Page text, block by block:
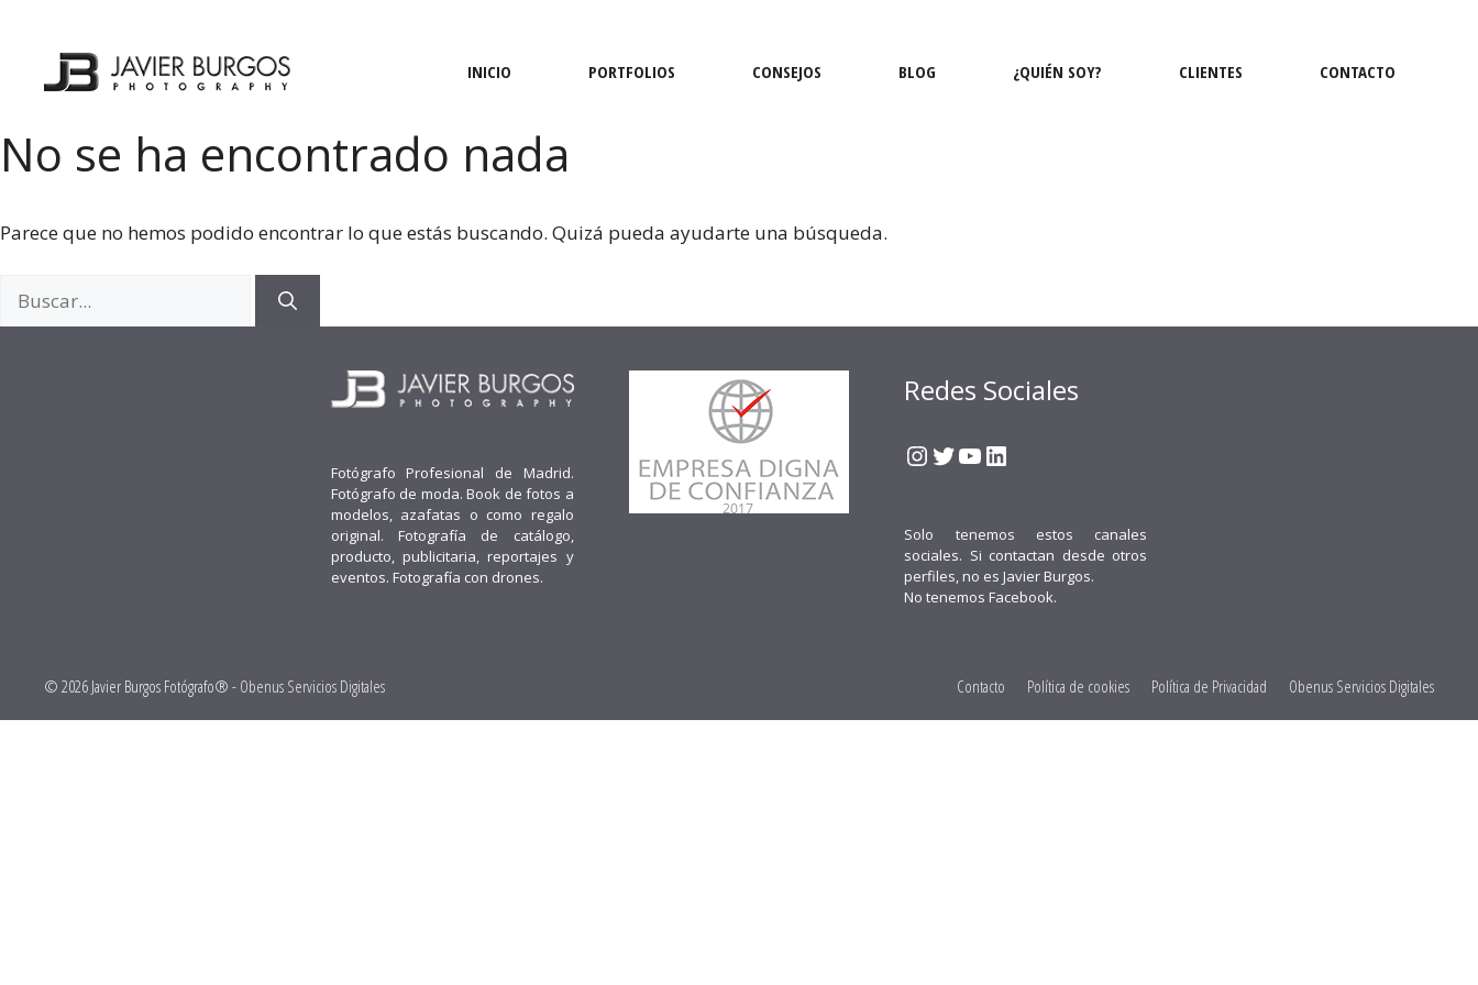
contenido
INICIO PORTFOLIOS CONSEJOS BLOG ¿QUIÉN SOY? CLIENTES CONTACTO
No se ha encontrado nada
Parece que no hemos podido encontrar lo que estás buscando. Quizá pueda ayudarte una búsqueda.
Fotógrafo Profesional de Madrid.
Fotógrafo de moda. Book de fotos a
modelos, azafatas o como regalo
original. Fotografía de catálogo,
producto, publicitaria, reportajes y
eventos. Fotografía con drones.
Redes Sociales
Instagram
Twitter
YouTube
LinkedIn
Solo tenemos estos canales
sociales. Si contactan desde otros
perfiles, no es Javier Burgos.
No tenemos Facebook.
Contacto Política de cookies Política de Privacidad Obenus Servicios Digitales
© 2026 Javier Burgos Fotógrafo® - Obenus Servicios Digitales